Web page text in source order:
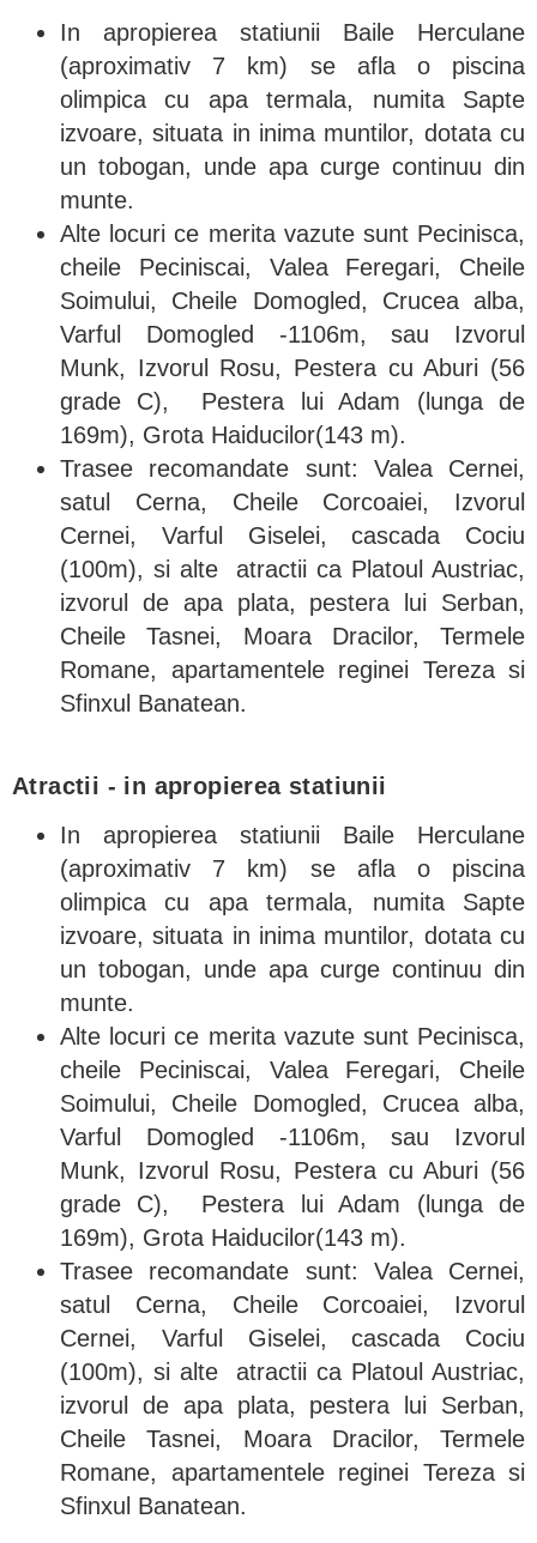
In apropierea statiunii Baile Herculane
(aproximativ 7 km) se afla o piscina
olimpica cu apa termala, numita Sapte
izvoare, situata in inima muntilor, dotata cu
un tobogan, unde apa curge continuu din
munte.
Alte locuri ce merita vazute sunt Pecinisca,
cheile Peciniscai, Valea Feregari, Cheile
Soimului, Cheile Domogled, Crucea alba,
Varful Domogled -1106m, sau Izvorul
Munk, Izvorul Rosu, Pestera cu Aburi (56
grade C), Pestera lui Adam (lunga de
169m), Grota Haiducilor(143 m).
Trasee recomandate sunt: Valea Cernei,
satul Cerna, Cheile Corcoaiei, Izvorul
Cernei, Varful Giselei, cascada Cociu
(100m), si alte atractii ca Platoul Austriac,
izvorul de apa plata, pestera lui Serban,
Cheile Tasnei, Moara Dracilor, Termele
Romane, apartamentele reginei Tereza si
Sfinxul Banatean.
Atractii - in apropierea statiunii
In apropierea statiunii Baile Herculane
(aproximativ 7 km) se afla o piscina
olimpica cu apa termala, numita Sapte
izvoare, situata in inima muntilor, dotata cu
un tobogan, unde apa curge continuu din
munte.
Alte locuri ce merita vazute sunt Pecinisca,
cheile Peciniscai, Valea Feregari, Cheile
Soimului, Cheile Domogled, Crucea alba,
Varful Domogled -1106m, sau Izvorul
Munk, Izvorul Rosu, Pestera cu Aburi (56
grade C), Pestera lui Adam (lunga de
169m), Grota Haiducilor(143 m).
Trasee recomandate sunt: Valea Cernei,
satul Cerna, Cheile Corcoaiei, Izvorul
Cernei, Varful Giselei, cascada Cociu
(100m), si alte atractii ca Platoul Austriac,
izvorul de apa plata, pestera lui Serban,
Cheile Tasnei, Moara Dracilor, Termele
Romane, apartamentele reginei Tereza si
Sfinxul Banatean.